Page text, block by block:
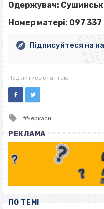
Одержувач:
Номер матері: 097
Підписуйтеся на
Поділитись статтею
Tagged
Черкаси
РЕКЛАМА
ПО ТЕМІ